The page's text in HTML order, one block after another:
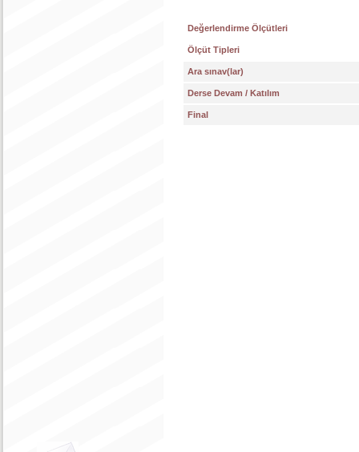
Değerlendirme Ölçütleri
Ölçüt Tipleri
Ara sınav(lar)
Derse Devam / Katılım
Final